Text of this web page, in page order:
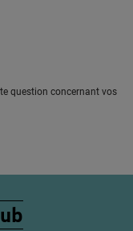
question concernant vos